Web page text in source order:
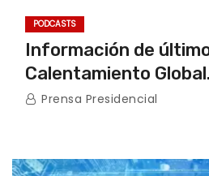
PODCASTS
Información de
Calentamiento Global.
Prensa Presidencial